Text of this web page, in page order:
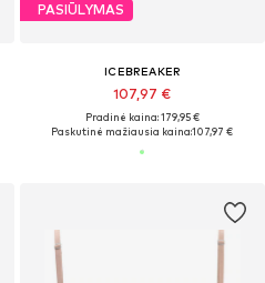
PASIŪLYMAS
ICEBREAKER
107,97 €
Pradinė kaina: 179,95 €
Paskutinė mažiausia kaina:107,97 €